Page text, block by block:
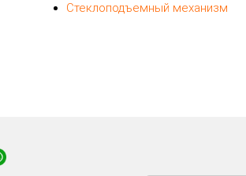
Стеклоподъемный механизм